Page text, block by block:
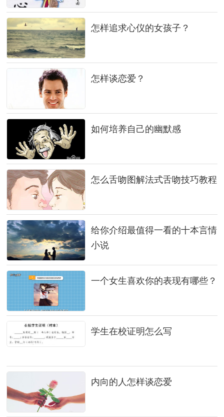
怎样追求心仪的女孩子？
怎样谈恋爱？
如何培养自己的幽默感
怎么舌吻图解法式舌吻技巧教程
给你介绍最值得一看的十本言情
小说
一个女生喜欢你的表现有哪些？
学生在校证明怎么写
内向的人怎样谈恋爱